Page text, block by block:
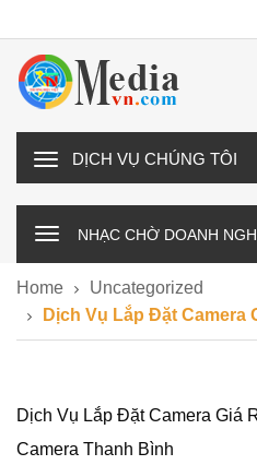
D
H
C
N
NHẠC CHỜ DOANH
Home
Uncategorized
Dịch Vụ Lắp Đặt Camera
Dịch Vụ Lắp Đặt Camera Giá
Camera Thanh Bình